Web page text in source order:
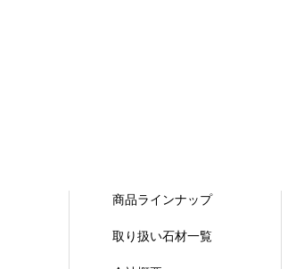
商品ラインナップ
取り扱い石材一覧